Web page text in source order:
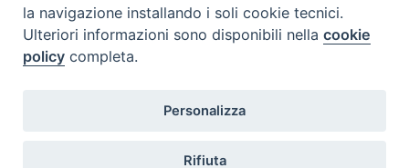
08/08/2026 PER LA REGIONE EMILIA ROMAGNA:
DOTT.SSA TADDEI ROBERTA tel. 3312331005
DR. PAVONI ENRICO tel. 3391639372
09/08/2026 PER LA REGIONE EMILIA ROMAGNA:
la navigazione installando i soli cookie tecnici.
Ulteriori informazioni sono disponibili nellacookie
policy completa.
Personalizza
Rifiuta